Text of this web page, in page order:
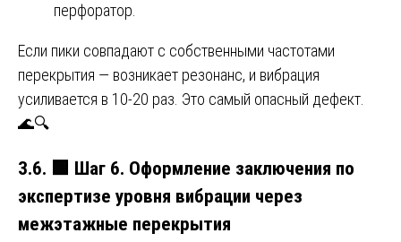
перфоратор.
Если пики совпадают с собственными частотами
перекрытия — возникает резонанс, и вибрация
усиливается в 10-20 раз. Это самый опасный дефект.
🌊🔍
3.6. 🟩 Шаг 6. Оформление заключения по
экспертизе уровня вибрации через
межэтажные перекрытия